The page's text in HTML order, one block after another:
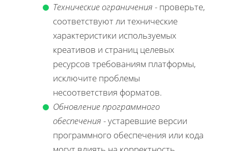
Технические ограничения - проверьте,
соответствуют ли технические
характеристики используемых
креативов и страниц целевых
ресурсов требованиям платформы,
исключите проблемы
несоответствия форматов.
Обновление программного
обеспечения - устаревшие версии
программного обеспечения или кода